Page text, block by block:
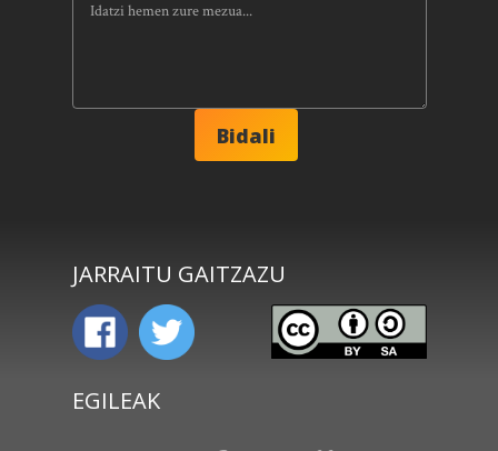
JARRAITU GAITZAZU
EGILEAK